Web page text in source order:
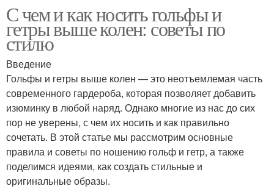
С чем и как носить гольфы и
гетры выше колен: советы по
стилю
Введение
Гольфы и гетры выше колен — это неотъемлемая часть
современного гардероба, которая позволяет добавить
изюминку в любой наряд. Однако многие из нас до сих
пор не уверены, с чем их носить и как правильно
сочетать. В этой статье мы рассмотрим основные
правила и советы по ношению гольф и гетр, а также
поделимся идеями, как создать стильные и
оригинальные образы.